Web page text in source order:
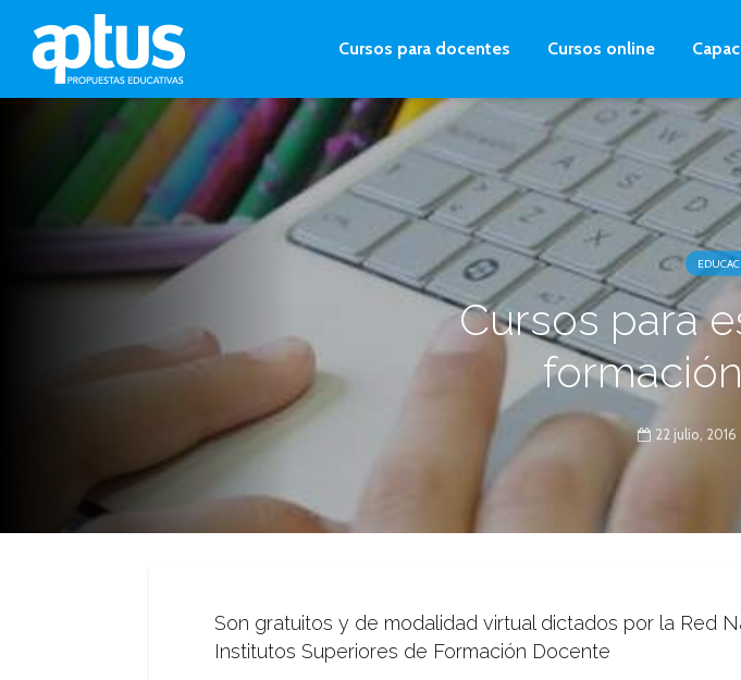
Cursos para docentes Cursos online
Cursos para
22 julio, 2016
Son gratuitos y de modalidad virtual dictados por la Red
Institutos Superiores de Formación Docente